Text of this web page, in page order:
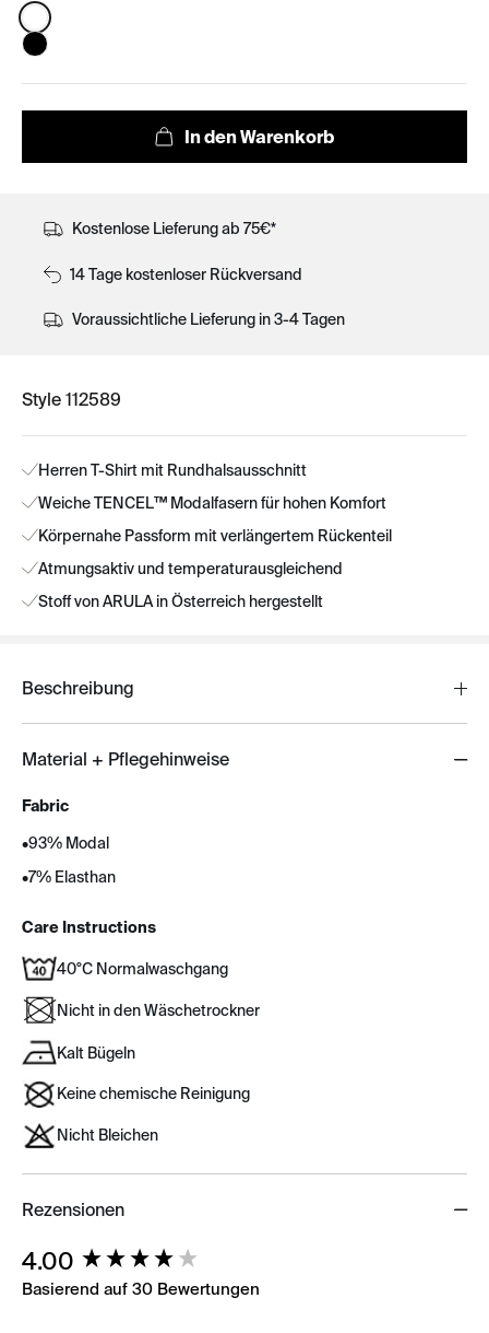
Color:
Kostenlose Lieferung ab 75€*
14 Tage kostenloser Rückversand
Voraussichtliche Lieferung in 3-4 Tagen
Style 112589
Herren T-Shirt mit Rundhalsausschnitt
Weiche TENCEL™ Modalfasern für hohen Komfort
Körpernahe Passform mit verlängertem Rückenteil
Atmungsaktiv und temperaturausgleichend
Stoff von ARULA in Österreich hergestellt
Beschreibung
Material + Pflegehinweise
Fabric
•93% Modal
•7% Elasthan
Care Instructions
40°C Normalwaschgang
Nicht in den Wäschetrockner
Kalt Bügeln
Keine chemische Reinigung
Nicht Bleichen
Rezensionen
4.00
Basierend auf 30 Bewertungen
New content loaded